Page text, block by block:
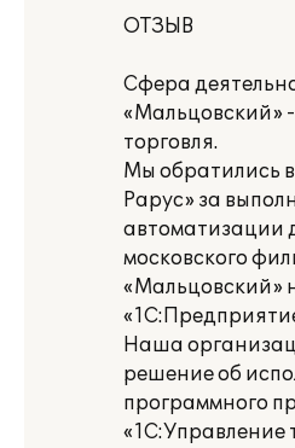
ОТЗЫВ
Сфера
«Мальцовский»
торговля.
Мы обратились
Рарус» за
автоматизации
московского
«Мальцовский»
Наша
решение об
программного
«1С:Управление